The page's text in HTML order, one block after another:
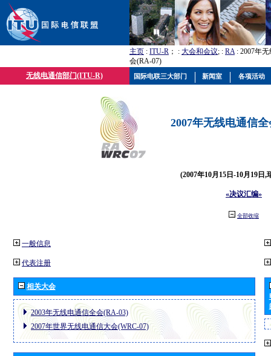
主页 : ITU-R ； : 大会和会议; : RA: 2007年
会(RA-07)
无线电通信部门(ITU-R)
2007年无线电通信
(2007年10月15日-10月19日,
«决议汇编»
全部收缩
一般信息
代表注册
相关大会
2003年无线电通信全会(RA-03)
2007年世界无线电通信大会(WRC-07)
国际电联三大部门 新闻室 各项活动